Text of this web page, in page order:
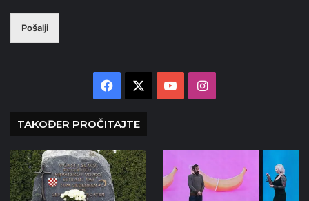
Pošalji
Facebook YouTubeInstagram
TAKOĐER PROČITAJTE